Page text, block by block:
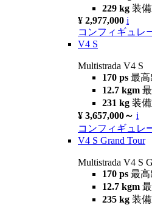
229 kg 装
¥ 2,977,000 i
コンフィギュレ
V4 S
Multistrada V4 S
170 ps 最高
12.7 kgm
231 kg 装
¥ 3,657,000～ i
コンフィギュレ
V4 S Grand Tour
Multistrada V4 S
170 ps 最高
12.7 kgm
235 kg 装